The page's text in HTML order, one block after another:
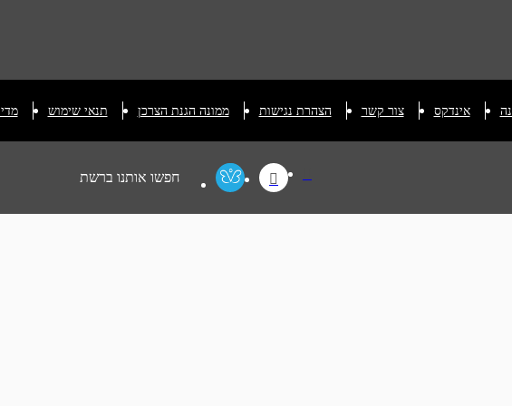
תנאי שימוש ממונה הגנת הצרכן הצהרת נגישות צור קשר אינדקס
חפשו אותנו ברשת